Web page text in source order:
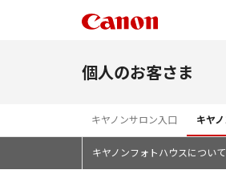
個人のお客さま
キヤノンサロン入口 キヤ
キヤノンフォトハウスについて